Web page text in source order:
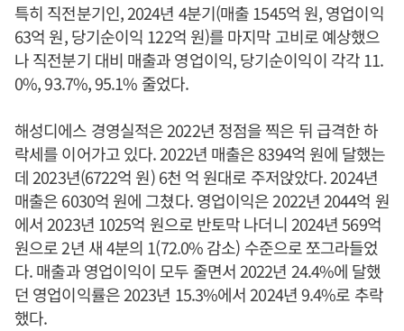
특히 직전분기인, 2024년 4분기(매출 1545억 원, 영업이익
63억 원, 당기순이익 122억 원)를 마지막 고비로 예상했으
나 직전분기 대비 매출과 영업이익, 당기순이익이 각각 11.
0%, 93.7%, 95.1% 줄었다.
해성디에스 경영실적은 2022년 정점을 찍은 뒤 급격한 하
락세를 이어가고 있다. 2022년 매출은 8394억 원에 달했는
데 2023년(6722억 원) 6천 억 원대로 주저앉았다. 2024년
매출은 6030억 원에 그쳤다. 영업이익은 2022년 2044억 원
에서 2023년 1025억 원으로 반토막 나더니 2024년 569억
원으로 2년 새 4분의 1(72.0% 감소) 수준으로 쪼그라들었
다. 매출과 영업이익이 모두 줄면서 2022년 24.4%에 달했
던 영업이익률은 2023년 15.3%에서 2024년 9.4%로 추락
했다.